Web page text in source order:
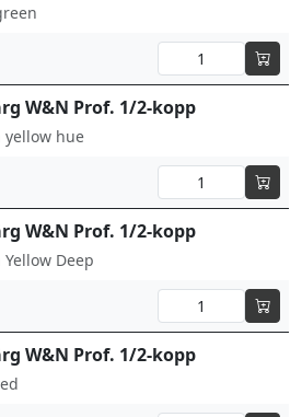
W&N Prof. 1/2-kopp
yellow hue
W&N Prof. 1/2-kopp
Yellow Deep
W&N Prof. 1/2-kopp